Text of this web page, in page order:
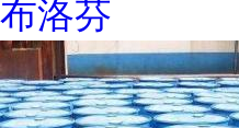
布洛芬